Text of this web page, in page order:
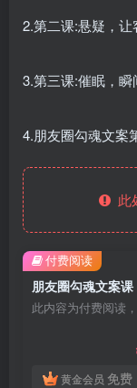
2.第二课:悬疑，
3.第三课:催眠，
4.朋友圈勾魂文案
此
此内容为付费阅读
黄金会员 免费
付费阅读